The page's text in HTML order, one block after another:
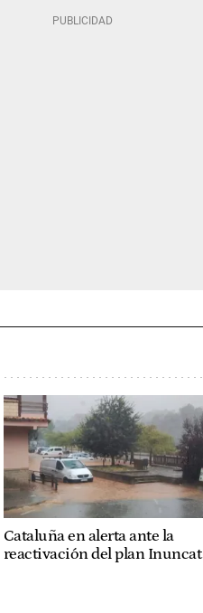
Cataluña en alerta ante la
reactivación del plan Inuncat